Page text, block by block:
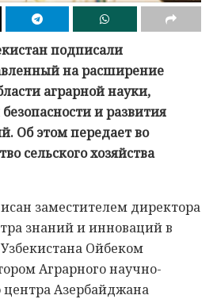
подписали
на расширение
аграрной науки,
и развития
Об этом передает во
сельского хозяйства
заместителем директора
знаний и инноваций в
Ойбеком
Аграрного научно-
центра Азербайджана